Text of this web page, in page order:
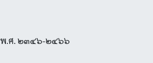
พ.ศ. ๒๓๔๖-๒๔๖๖